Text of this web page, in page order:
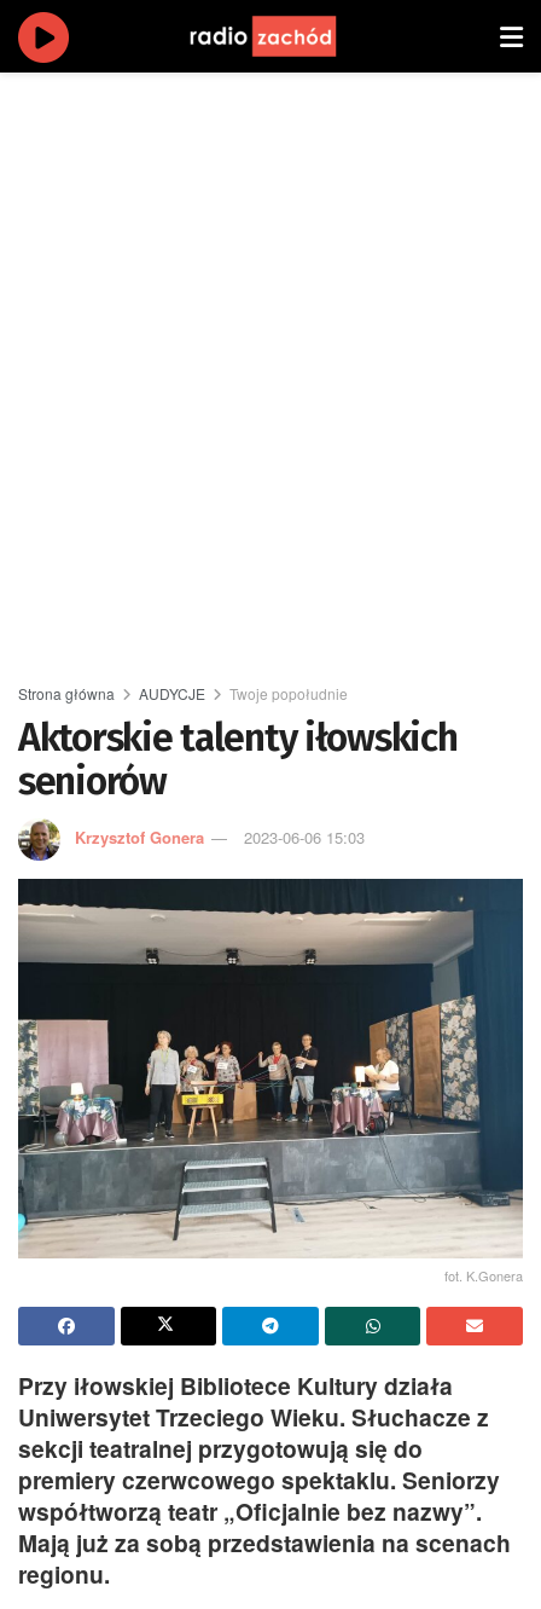
Strona główna AUDYCJE Twoje popołudnie
Aktorskie talenty iłowskich
seniorów
Krzysztof Gonera 2023-06-06 15:03
fot. K.Gonera
Przy iłowskiej Bibliotece Kultury działa
Uniwersytet Trzeciego Wieku. Słuchacze z
sekcji teatralnej przygotowują się do
premiery czerwcowego spektaklu. Seniorzy
współtworzą teatr „Oficjalnie bez nazwy”.
Mają już za sobą przedstawienia na scenach
regionu.